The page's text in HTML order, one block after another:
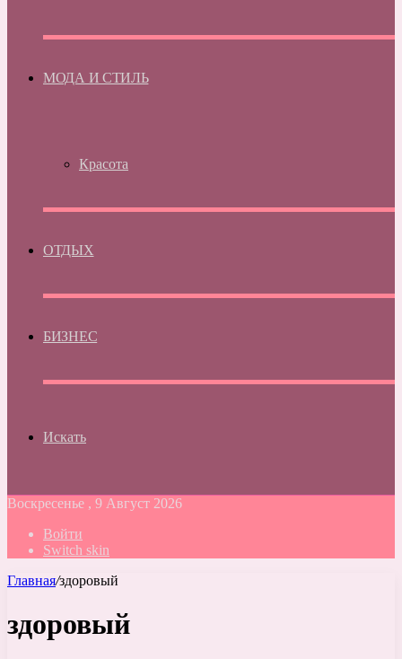
МОДА И СТИЛЬ
Красота
ОТДЫХ
БИЗНЕС
Искать
Воскресенье , 9 Август 2026
Войти
Switch skin
Главная/здоровый
здоровый